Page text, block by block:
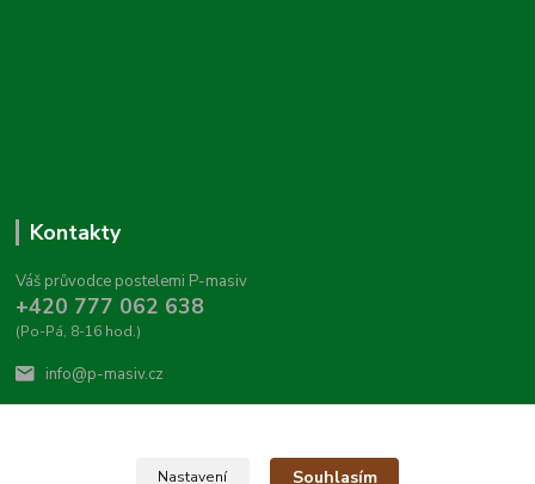
Kontakty
Váš průvodce postelemi P-masiv
+420 777 062 638
(Po-Pá, 8-16 hod.)
info@p-masiv.cz
Nastavení Souhlasím